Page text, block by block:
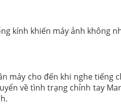
kính khiến máy ảnh không
máy cho đến khi nghe tiếng
về tình trạng chỉnh tay